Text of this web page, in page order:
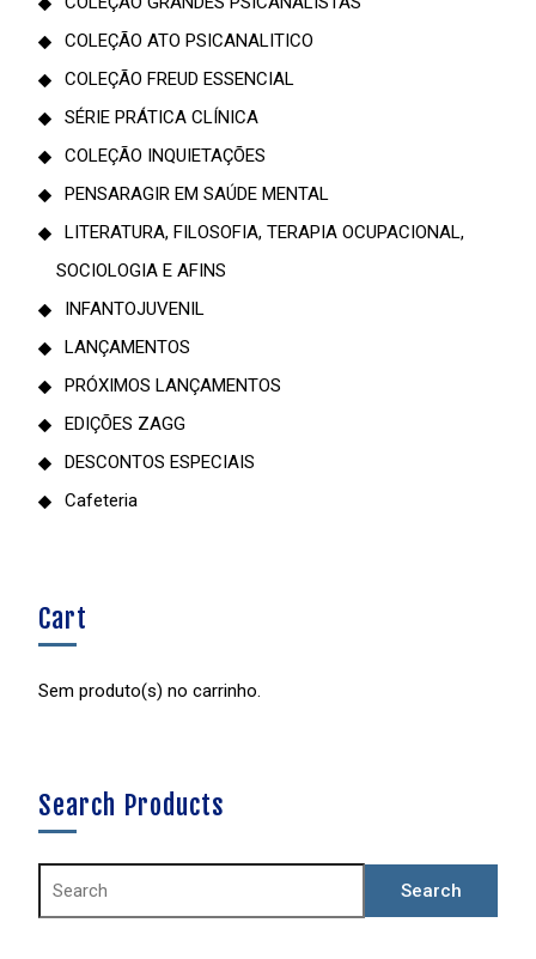
COLEÇÃO ATO PSICANALITICO
COLEÇÃO FREUD ESSENCIAL
SÉRIE PRÁTICA CLÍNICA
COLEÇÃO INQUIETAÇÕES
PENSARAGIR EM SAÚDE MENTAL
LITERATURA, FILOSOFIA, TERAPIA OCUPACIONAL,
SOCIOLOGIA E AFINS
INFANTOJUVENIL
LANÇAMENTOS
PRÓXIMOS LANÇAMENTOS
EDIÇÕES ZAGG
DESCONTOS ESPECIAIS
Cafeteria
Cart
Sem produto(s) no carrinho.
Search Products